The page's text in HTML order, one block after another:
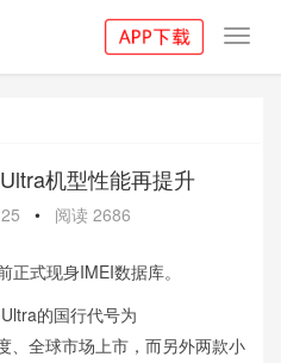
机型性能再提升
• 阅读 2686
式现身IMEI数据库。
的国行代号为
、全球市场上市，而另外两款小